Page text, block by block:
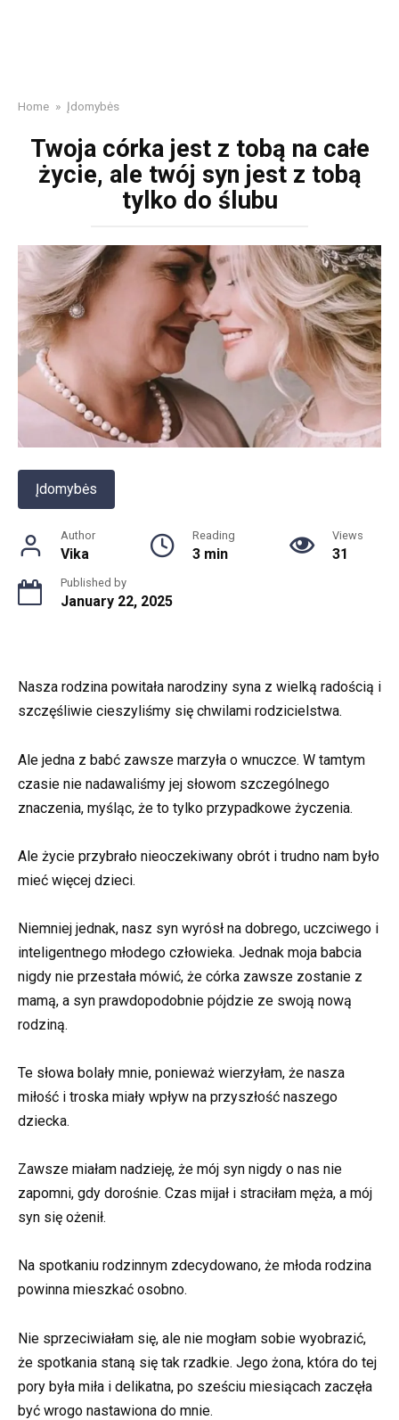
Home » Įdomybės
Twoja córka jest z tobą na całe
życie, ale twój syn jest z tobą
tylko do ślubu
Įdomybės
Author
Vika
Reading
3 min
Views
31
Published by
January 22, 2025
Nasza rodzina powitała narodziny syna z wielką radością i
szczęśliwie cieszyliśmy się chwilami rodzicielstwa.
Ale jedna z babć zawsze marzyła o wnuczce. W tamtym
czasie nie nadawaliśmy jej słowom szczególnego
znaczenia, myśląc, że to tylko przypadkowe życzenia.
Ale życie przybrało nieoczekiwany obrót i trudno nam było
mieć więcej dzieci.
Niemniej jednak, nasz syn wyrósł na dobrego, uczciwego i
inteligentnego młodego człowieka. Jednak moja babcia
nigdy nie przestała mówić, że córka zawsze zostanie z
mamą, a syn prawdopodobnie pójdzie ze swoją nową
rodziną.
Te słowa bolały mnie, ponieważ wierzyłam, że nasza
miłość i troska miały wpływ na przyszłość naszego
dziecka.
Zawsze miałam nadzieję, że mój syn nigdy o nas nie
zapomni, gdy dorośnie. Czas mijał i straciłam męża, a mój
syn się ożenił.
Na spotkaniu rodzinnym zdecydowano, że młoda rodzina
powinna mieszkać osobno.
Nie sprzeciwiałam się, ale nie mogłam sobie wyobrazić,
że spotkania staną się tak rzadkie. Jego żona, która do tej
pory była miła i delikatna, po sześciu miesiącach zaczęła
być wrogo nastawiona do mnie.